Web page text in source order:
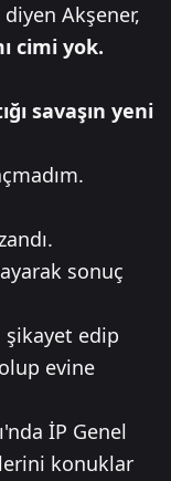
diyen Akşener,
cimi yok.
savaşın yeni
sonuç
edip
evine
İP Genel
konuklar